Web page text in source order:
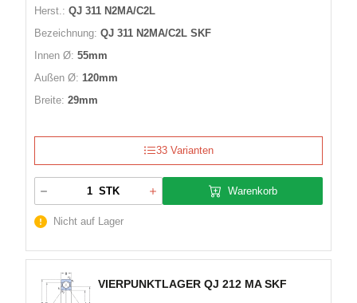
Herst.: QJ 311 N2MA/C2L
Bezeichnung: QJ 311 N2MA/C2L SKF
Innen Ø: 55mm
Außen Ø: 120mm
Breite: 29mm
33 Varianten
STK Warenkorb
Nicht auf Lager
VIERPUNKTLAGER QJ 212 MA SKF